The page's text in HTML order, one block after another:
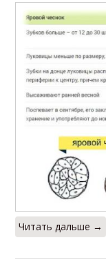
Читать дальше →